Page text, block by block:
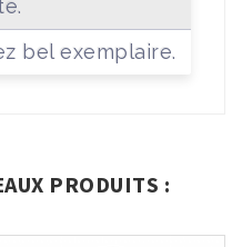
bel exemplaire.
PRODUITS :